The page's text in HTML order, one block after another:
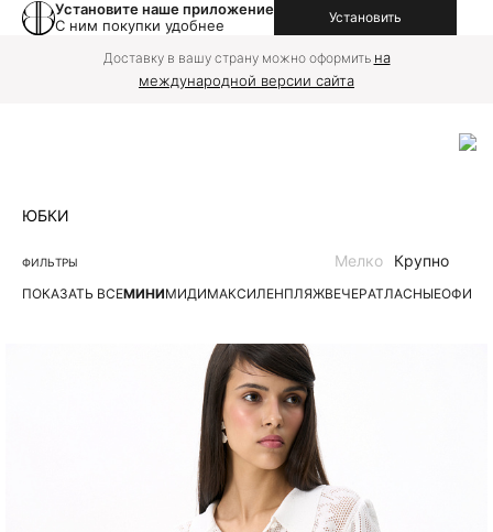
Установите наше приложение
С ним покупки удобнее
Установить
Доставку в вашу страну можно оформить на
международной версии сайта
ЮБКИ
ФИЛЬТРЫ
ПОКАЗАТЬ ВСЕМИНИМИДИМАКСИЛЕНПЛЯЖВЕЧЕРАТЛАСНЫЕОФИС
Мелко Крупно